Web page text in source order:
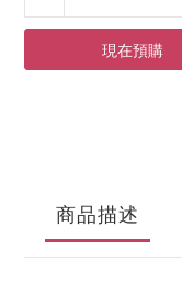
現在預購
商品描述